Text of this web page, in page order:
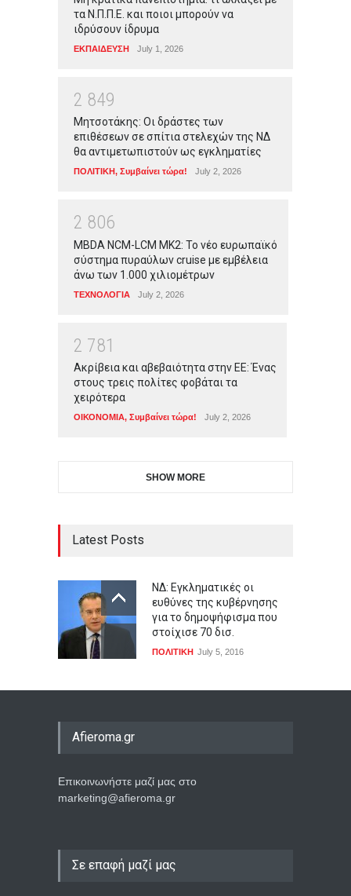
τα Ν.Π.Π.Ε. και ποιοι μπορούν να
ιδρύσουν ίδρυμα
ΕΚΠΑΙΔΕΥΣΗ July 1, 2026
2 849
Μητσοτάκης: Οι δράστες των
επιθέσεων σε σπίτια στελεχών της ΝΔ
θα αντιμετωπιστούν ως εγκληματίες
ΠΟΛΙΤΙΚΗ, Συμβαίνει τώρα! July 2, 2026
2 806
MBDA NCM-LCM MK2: Το νέο ευρωπαϊκό
σύστημα πυραύλων cruise με εμβέλεια
άνω των 1.000 χιλιομέτρων
ΤΕΧΝΟΛΟΓΙΑ July 2, 2026
2 781
Ακρίβεια και αβεβαιότητα στην ΕΕ: Ένας
στους τρεις πολίτες φοβάται τα
χειρότερα
ΟΙΚΟΝΟΜΙΑ, Συμβαίνει τώρα! July 2, 2026
SHOW MORE
Latest Posts
ΝΔ: Εγκληματικές οι
ευθύνες της κυβέρνησης
για το δημοψήφισμα που
στοίχισε 70 δισ.
ΠΟΛΙΤΙΚΗ July 5, 2016
Afieroma.gr
Επικοινωνήστε μαζί μας στο
marketing@afieroma.gr
Σε επαφή μαζί μας